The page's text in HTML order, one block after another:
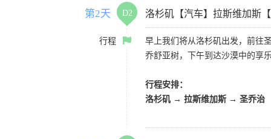
第2天 D2 洛杉矶【汽车】拉斯维加斯
行程
早上我们将从洛杉矶出发，前往
乔舒亚树，下午到达沙漠中的享
行程安排：
洛杉矶 → 拉斯维加斯 → 圣乔治